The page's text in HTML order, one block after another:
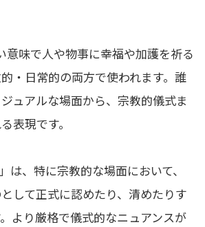
意味で人や物事に幸福や加護を祈る
・日常的の両方で使われます。誰
ュアルな場面から、宗教的儀式ま
表現です。
は、特に宗教的な場面において、
して正式に認めたり、清めたりす
より厳格で儀式的なニュアンスが